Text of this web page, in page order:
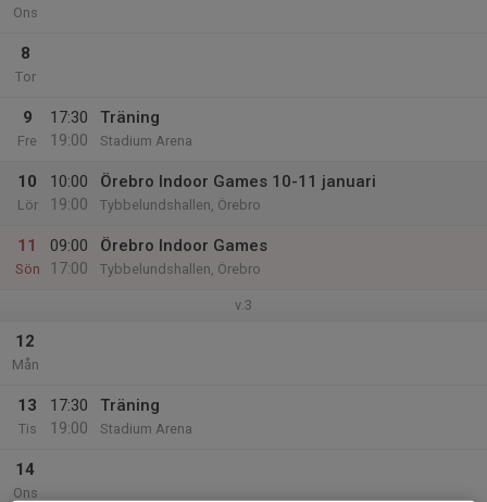
Ons
8
Tor
9
Fre
17:30
19:00
Träning
Stadium Arena
10
Lör
10:00
19:00
Örebro Indoor Games 10-11 januari
Tybbelundshallen, Örebro
11
Sön
09:00
17:00
Örebro Indoor Games
Tybbelundshallen, Örebro
v.3
12
Mån
13
Tis
17:30
19:00
Träning
Stadium Arena
14
Ons